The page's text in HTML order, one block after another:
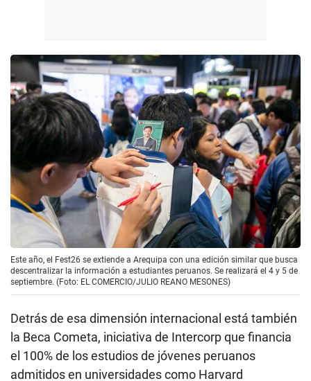
Este año, el Fest26 se extiende a Arequipa con una edición similar que busca
descentralizar la información a estudiantes peruanos. Se realizará el 4 y 5 de
septiembre. (Foto: EL COMERCIO/JULIO REANO MESONES)
Detrás de esa dimensión internacional está también
la Beca Cometa, iniciativa de Intercorp que financia
el 100% de los estudios de jóvenes peruanos
admitidos en universidades como Harvard